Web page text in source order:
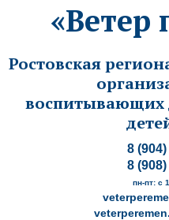
«Ветер
Ростовская
воспитывающих
8
8
пн-пт: с